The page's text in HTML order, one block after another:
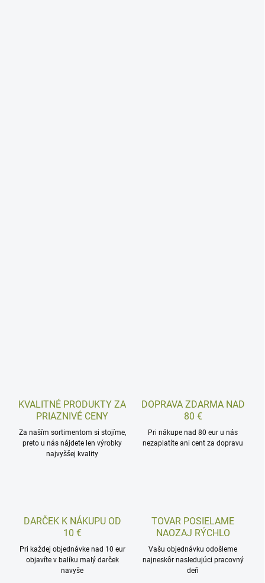
KVALITNÉ PRODUKTY ZA
PRIAZNIVÉ CENY
Za naším sortimentom si stojíme,
preto u nás nájdete len výrobky
najvyššej kvality
DOPRAVA ZDARMA NAD
80 €
Pri nákupe nad 80 eur u nás
nezaplatíte ani cent za dopravu
DARČEK K NÁKUPU OD
10 €
Pri každej objednávke nad 10 eur
objavíte v balíku malý darček
navyše
TOVAR POSIELAME
NAOZAJ RÝCHLO
Vašu objednávku odošleme
najneskôr nasledujúci pracovný
deň